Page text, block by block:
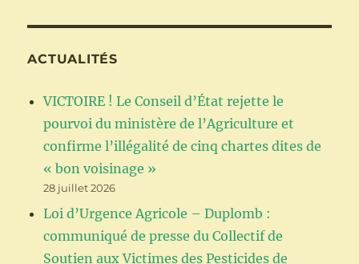
ACTUALITÉS
VICTOIRE ! Le Conseil d’État rejette le
pourvoi du ministère de l’Agriculture et
confirme l’illégalité de cinq chartes dites de
« bon voisinage »
28 juillet 2026
Loi d’Urgence Agricole – Duplomb :
communiqué de presse du Collectif de
Soutien aux Victimes des Pesticides de